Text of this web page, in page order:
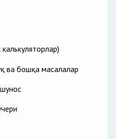
ва бошқа масалалар